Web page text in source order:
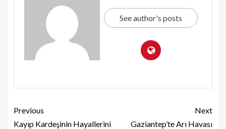
See author's posts
Previous
Kayıp Kardeşinin Hayallerini
Next
Gaziantep’te Arı Havası